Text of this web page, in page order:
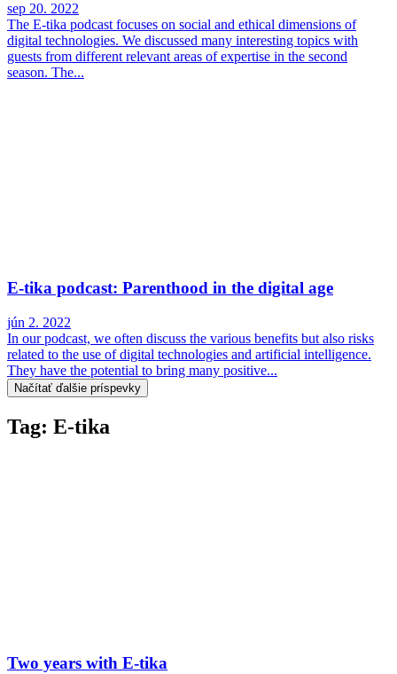
sep 20. 2022
The E-tika podcast focuses on social and ethical dimensions of
digital technologies. We discussed many interesting topics with
guests from different relevant areas of expertise in the second
season. The...
E-tika podcast: Parenthood in the digital age
jún 2. 2022
In our podcast, we often discuss the various benefits but also risks
related to the use of digital technologies and artificial intelligence.
They have the potential to bring many positive...
Načítať ďalšie príspevky
Tag: E-tika
Two years with E-tika